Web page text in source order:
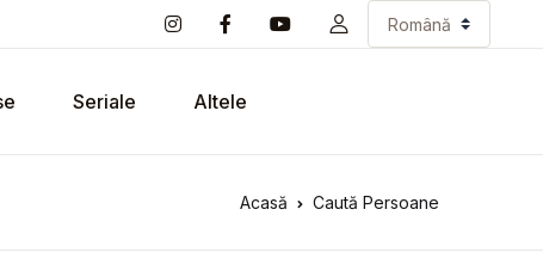
Seriale Altele
Acasă Caută Persoane